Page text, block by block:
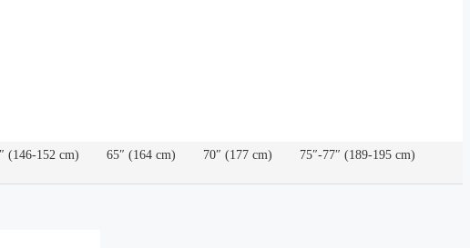
(146-152 cm) 65″ (164 cm) 70″ (177 cm)
75″-77″ (189-195 cm)